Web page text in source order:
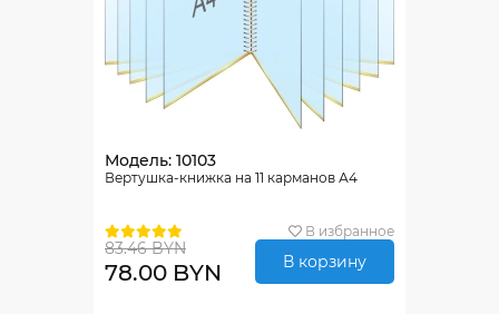
Модель: 10103
Вертушка-книжка на 11 карманов А4
В избранное
83.46 BYN
78.00 BYN В корзину